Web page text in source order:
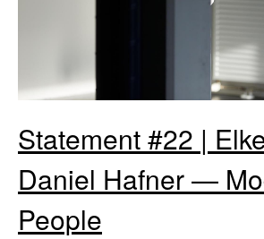
Statement #22 |
Daniel Hafner —
People